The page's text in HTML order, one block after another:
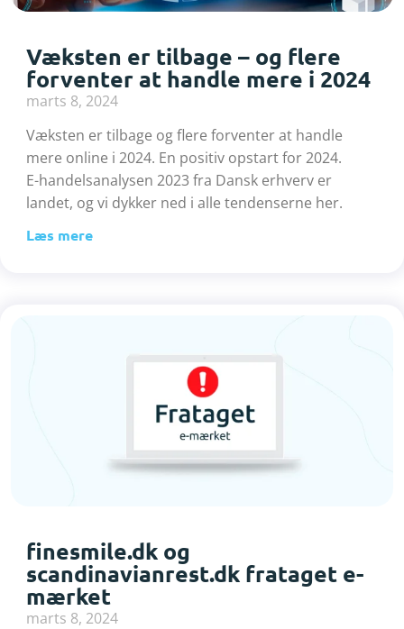
Væksten er tilbage – og flere
forventer at handle mere i 2024
marts 8, 2024
Væksten er tilbage og flere forventer at handle
mere online i 2024. En positiv opstart for 2024.
E-handelsanalysen 2023 fra Dansk erhverv er
landet, og vi dykker ned i alle tendenserne her.
Læs mere
finesmile.dk og
scandinavianrest.dk frataget e-
mærket
marts 8, 2024